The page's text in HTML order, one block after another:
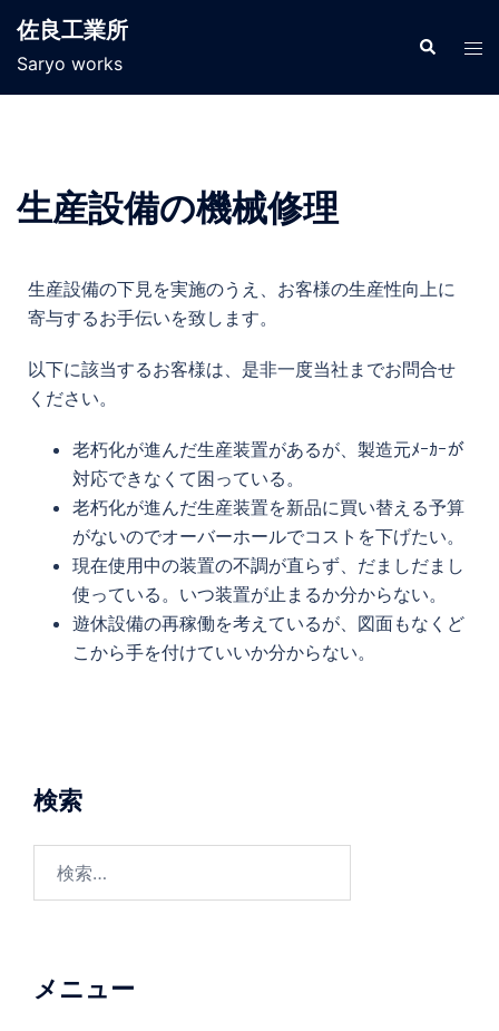
佐良工業所
Saryo works
生産設備の機械修理
生産設備の下見を実施のうえ、 お客様の生産性向上に
寄与するお手伝いを致します。
以下に該当するお客様は、是非一度当社までお問合せ
ください。
老朽化が進んだ生産装置があるが、製造元ﾒｰｶｰが
対応できなくて困っている。
老朽化が進んだ生産装置を新品に買い替える予算
がないのでオーバーホールでコストを下げたい。
現在使用中の装置の不調が直らず、だましだまし
使っている。いつ装置が止まるか分からない。
遊休設備の再稼働を考えているが、図面もなくど
こから手を付けていいか分からない。
検索
メニュー